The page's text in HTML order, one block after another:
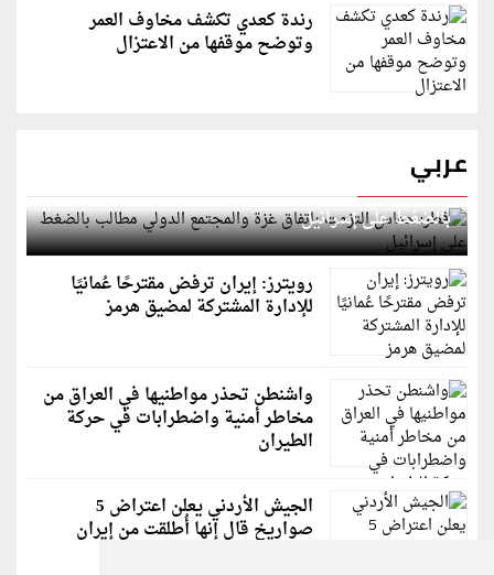
رندة كعدي تكشف مخاوف العمر
وتوضح موقفها من الاعتزال
عربي
قطر: حماس التزمت باتفاق غزة والمجتمع الدولي مطالب
بالضغط على إسرائيل
رويترز: إيران ترفض مقترحًا عُمانيًا
للإدارة المشتركة لمضيق هرمز
واشنطن تحذر مواطنيها في العراق من
مخاطر أمنية واضطرابات في حركة
الطيران
الجيش الأردني يعلن اعتراض 5
صواريخ قال إنها أُطلقت من إيران